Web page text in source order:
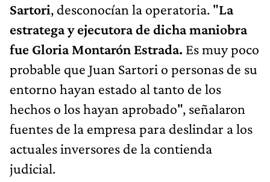
Sartori, desconocían la operatoria. "La
estratega y ejecutora de dicha maniobra
fue Gloria Montarón Estrada. Es muy poco
probable que Juan Sartori o personas de su
entorno hayan estado al tanto de los
hechos o los hayan aprobado", señalaron
fuentes de la empresa para deslindar a los
actuales inversores de la contienda
judicial.